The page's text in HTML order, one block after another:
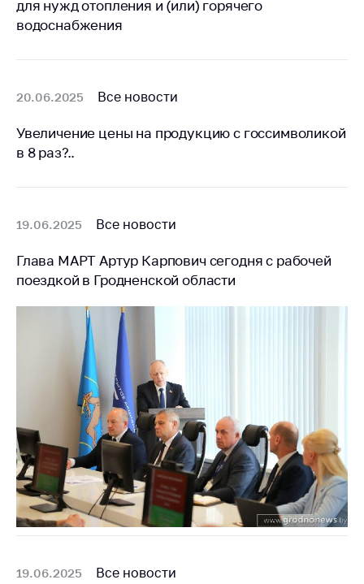
Белорусская
универсальная
жизнь
Идеологическая
работа
Деятельность
Антимонопольное
регулирование и
конкуренция
Торговля и услуги
Регулирование и
контроль закупок
Защита прав
потребителей
Регулирование
рекламной
Международное
для нужд отопления и (или) горячего
водоснабжения
20.06.2025 Все новости
Увеличение цены на продукцию с госсимволикой
в 8 раз?..
19.06.2025 Все новости
Глава МАРТ Артур Карпович сегодня с рабочей
поездкой в Гродненской области
19.06.2025 Все новости